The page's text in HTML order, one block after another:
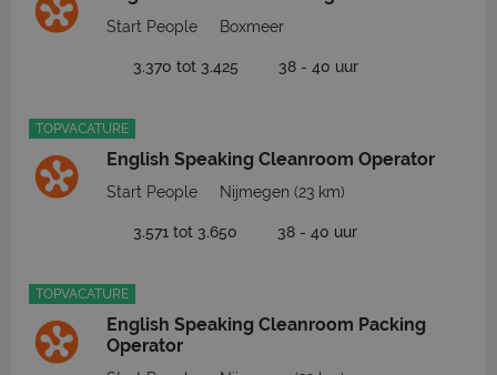
Start People Boxmeer
3.370 tot 3.425 38 - 40 uur
TOPVACATURE
English Speaking Cleanroom Operator
Start People Nijmegen (23 km)
3.571 tot 3.650 38 - 40 uur
TOPVACATURE
English Speaking Cleanroom Packing
Operator